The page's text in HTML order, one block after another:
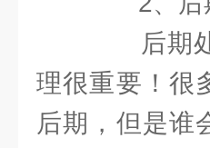
后期处
理很重要！很
后期，但是谁